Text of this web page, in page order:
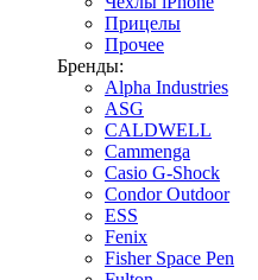
Прицелы
Прочее
Бренды:
Alpha Industries
ASG
CALDWELL
Cammenga
Casio G-Shock
Condor Outdoor
ESS
Fenix
Fisher Space Pen